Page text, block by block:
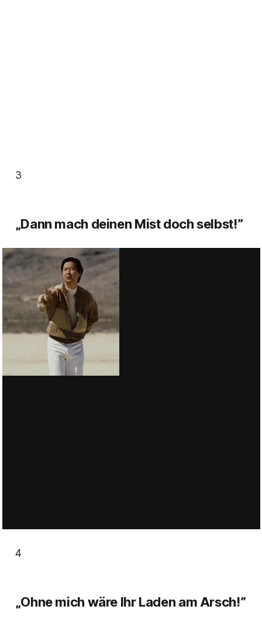
3
„Dann mach deinen Mist doch selbst!”
4
„Ohne mich wäre Ihr Laden am Arsch!”